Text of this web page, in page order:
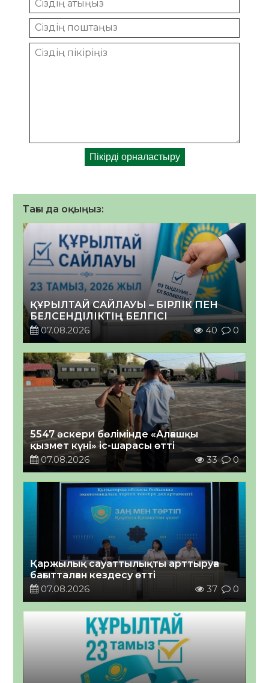
Тағы да оқыңыз:
ҚҰРЫЛТАЙ САЙЛАУЫ – БІРЛІК ПЕН
БЕЛСЕНДІЛІКТІҢ БЕЛГІСІ
07.08.2026
40 0
5547 әскери бөлімінде «Алғашқы
қызмет күні» іс-шарасы өтті
07.08.2026
33 0
Қаржылық сауаттылықты арттыруға
бағытталған кездесу өтті
07.08.2026
37 0